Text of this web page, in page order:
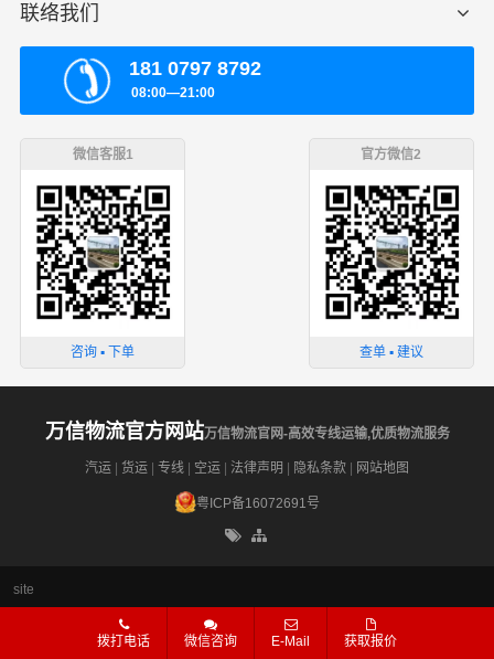
的在为各行各业提供我们的物流服务，也得到了很多客户
的认可和口碑相传，如果您有意向选择我们，我们非常乐
意为您解决物流相关问题。当然，还有很多优秀的
司
也提供从张掖发物流到衡阳的运输服务，您也可以多多
咨询，找到合适您的物流服务商。
拨打电话 微信咨询 E-Mail 获取报价
联络我们
181 0797 8792
08:00—21:00
微信客服1
咨询 ▪ 下单
官方微信2
查单 ▪ 建议
万信物流官方网站万信物流官网-高效专线运输,优质物流服务
汽运 货运 专线 空运 法律声明 隐私条款 网站地图
粤ICP备16072691号
site